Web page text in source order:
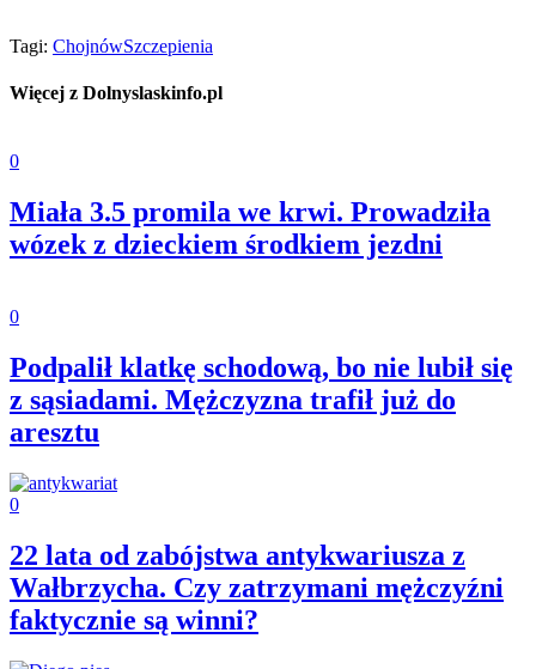
Tagi: ChojnówSzczepienia
Więcej z Dolnyslaskinfo.pl
0
Miała 3.5 promila we krwi. Prowadziła
wózek z dzieckiem środkiem jezdni
0
Podpalił klatkę schodową, bo nie lubił się
z sąsiadami. Mężczyzna trafił już do
aresztu
0
22 lata od zabójstwa antykwariusza z
Wałbrzycha. Czy zatrzymani mężczyźni
faktycznie są winni?